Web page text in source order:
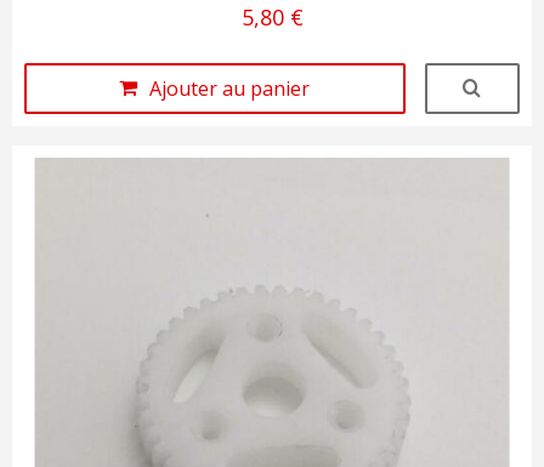
5,80 €
Ajouter au panier